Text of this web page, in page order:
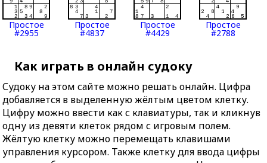
Простое
#2955
Простое
#4837
Простое
#4429
Простое
#2788
Как играть в онлайн судоку
Судоку на этом сайте можно решать онлайн. Цифра
добавляется в выделенную жёлтым цветом клетку.
Цифру можно ввести как с клавиатуры, так и кликнув
одну из девяти клеток рядом с игровым полем.
Жёлтую клетку можно перемещать клавишами
управления курсором. Также клетку для ввода цифры